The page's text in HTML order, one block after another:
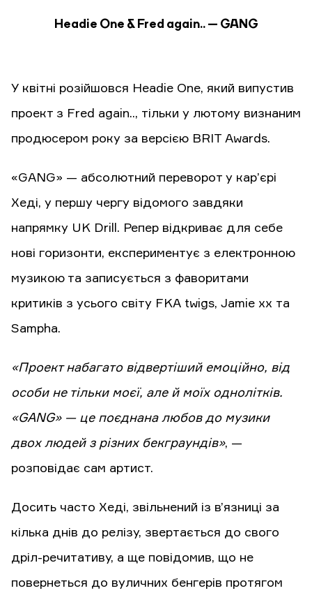
Headie One & Fred again.. — GANG
У квітні розійшовся Headie One, який випустив
проект з Fred again.., тільки у лютому визнаним
продюсером року за версією BRIT Awards.
«GANG» — абсолютний переворот у кар’єрі
Хеді, у першу чергу відомого завдяки
напрямку UK Drill. Репер відкриває для себе
нові горизонти, експериментує з електронною
музикою та записується з фаворитами
критиків з усього світу FKA twigs, Jamie xx та
Sampha.
«Проект набагато відвертіший емоційно, від
особи не тільки моєї, але й моїх однолітків.
«GANG» — це поєднана любов до музики
двох людей з різних бекграундів», —
розповідає сам артист.
Досить часто Хеді, звільнений із в’язниці за
кілька днів до релізу, звертається до свого
дріл-речитативу, а ще повідомив, що не
повернеться до вуличних бенгерів протягом